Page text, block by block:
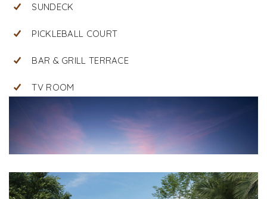
SUNDECK
PICKLEBALL COURT
BAR & GRILL TERRACE
TV ROOM